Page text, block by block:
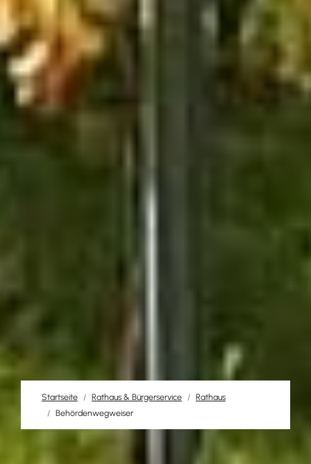
Startseite Rathaus & Bürgerservice
Rathaus
Behördenwegweiser